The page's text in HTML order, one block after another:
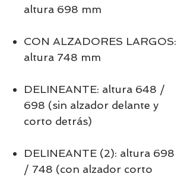
altura 698 mm
CON ALZADORES LARGOS:
altura 748 mm
DELINEANTE: altura 648 /
698 (sin alzador delante y
corto detrás)
DELINEANTE (2): altura 698
/ 748 (con alzador corto